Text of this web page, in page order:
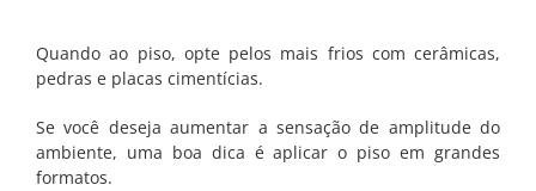
Quando ao piso, opte pelos mais frios com cerâmicas,
pedras e placas cimentícias.
Se você deseja aumentar a sensação de amplitude do
ambiente, uma boa dica é aplicar o piso em grandes
formatos.